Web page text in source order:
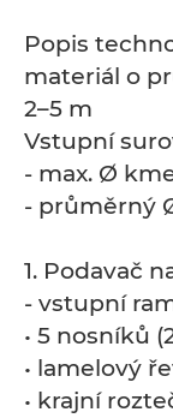
Popis
materiál o
2–5 m
Vstupní
- max. Ø
- průměrný
1. Podavač
- vstupní
• 5 nosníků
• lamelový
• krajní